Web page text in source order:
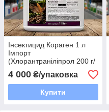
Інсектицид Кораген 1 л
Імпорт
(Хлорантраніліпрол 200 г/
л) — захист картоплі,
кукурудзи та саду від
колорадського жука
4 000 ₴/упаковка
Купити